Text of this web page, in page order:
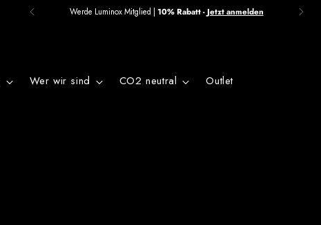
Werde Luminox Mitglied | 10% Rabatt -Jetzt anmelden
Wer wir sind CO2 neutral Outlet